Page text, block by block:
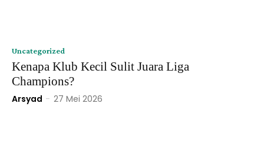
Uncategorized
Kenapa Klub Kecil Sulit Juara Liga
Champions?
Arsyad - 27 Mei 2026